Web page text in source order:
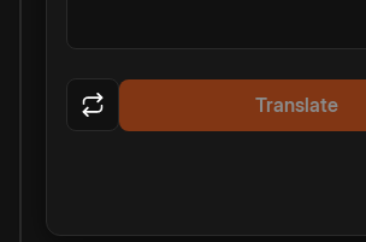
Translate